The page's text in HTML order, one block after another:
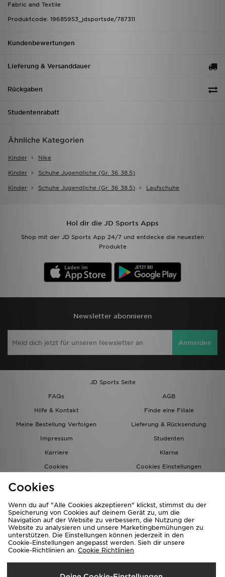
Fabric and Textile
Produktcode: 19685953_jdsportsde/787311
Kundenbewertungen
Lieferung & Versanddauer
Rückgaben
Studentenrabatt
Ähnliche Kategorien
Kinder Nike
Kinder Schuhe Jugendliche (gr. 36 38.5)
Kinder Schuhe Jugendliche (gr. 36 38.5) Laufschuhe
Hol dir die JD Sports Apps
Shop mit der JD Sports App 24/7 und entdecke die neuesten
Produkte
Newsletter abonnieren
Anmelden
JD Sports Seite
FAQs
AGB
Hilfe & Kontakt
Finde eine Filiale
Meine Bestellung Verfolgen
Lieferung & Rücksendung
Impressum
Studenten
Karriere
Klarna
Cookies
Cookies Einstellungen
Lieferung Nach
Cookies
Wenn du auf "Alle Cookies akzeptieren" klickst, stimmst du der
Speicherung von Cookies auf deinem Gerät zu, um die
Navigation auf der Website zu verbessern, die Nutzung der
Website zu analysieren und unsere Marketingbemühungen zu
unterstützen. Die Einstellungen können jederzeit in den
Cookie-Einstellungen angepasst werden. Sieh dir unsere
Cookie-Richtlinien an. Cookie Richtlinien